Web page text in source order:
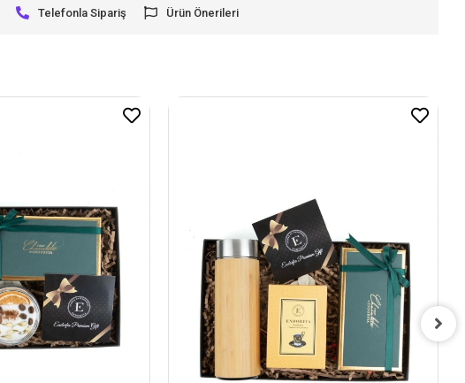
Telefonla Sipariş Ürün Önerileri